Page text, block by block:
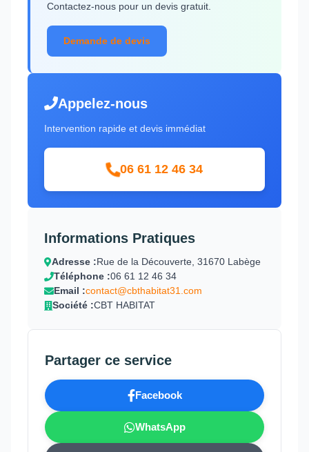
Contactez-nous pour un devis gratuit.
Demande de devis
Appelez-nous
Intervention rapide et devis immédiat
06 61 12 46 34
Informations Pratiques
Adresse :Rue de la Découverte, 31670 Labège
Téléphone :06 61 12 46 34
Email :contact@cbthabitat31.com
Société :CBT HABITAT
Partager ce service
Facebook
WhatsApp